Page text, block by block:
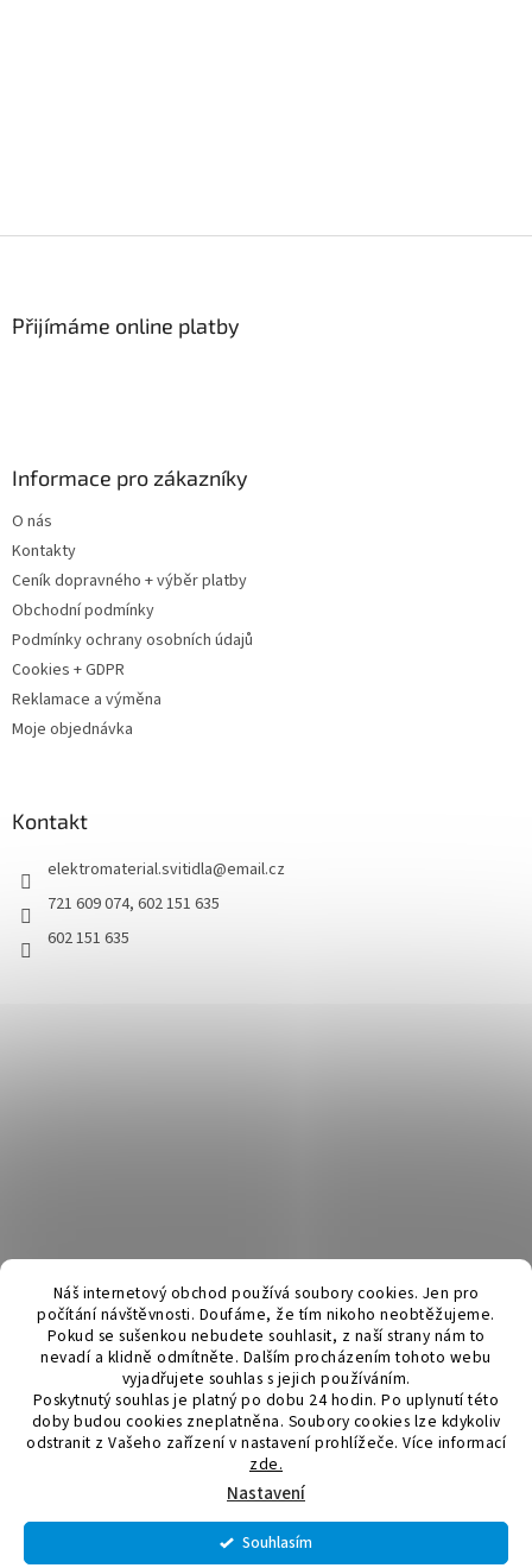
Náš internetový obchod používá soubory cookies. Jen pro
počítání návštěvnosti. Doufáme, že tím nikoho neobtěžujeme.
Pokud se sušenkou nebudete souhlasit, z naší strany nám to
nevadí a klidně odmítněte. Dalším procházením tohoto webu
vyjadřujete souhlas s jejich používáním.
Poskytnutý souhlas je platný po dobu 24 hodin. Po uplynutí této
doby budou cookies zneplatněna. Soubory cookies lze kdykoliv
odstranit z Vašeho zařízení v nastavení prohlížeče. Více informací
zde.
Nastavení
Souhlasím
Přijímáme online platby
Informace pro zákazníky
O nás
Kontakty
Ceník dopravného + výběr platby
Obchodní podmínky
Podmínky ochrany osobních údajů
Cookies + GDPR
Reklamace a výměna
Moje objednávka
Kontakt
elektromaterial.svitidla@email.cz
721 609 074, 602 151 635
602 151 635
Vytvořil Shoptet
Copyright 2026Elektromateriál a svítidla. Všechna práva